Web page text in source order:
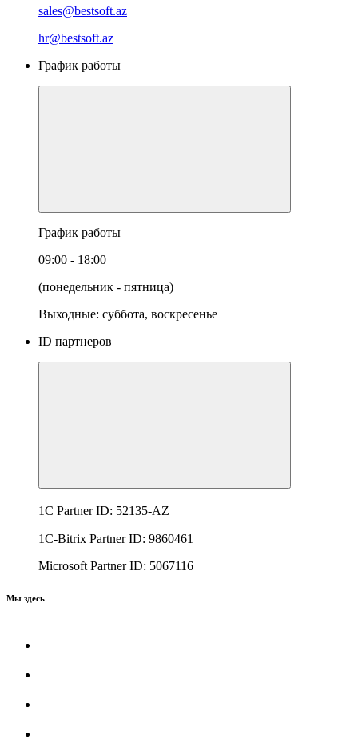
sales@bestsoft.az
hr@bestsoft.az
График работы
График работы
09:00 - 18:00
(понедельник - пятница)
Выходные: суббота, воскресенье
ID партнеров
1C Partner ID: 52135-AZ
1C-Bitrix Partner ID: 9860461
Microsoft Partner ID: 5067116
Мы здесь